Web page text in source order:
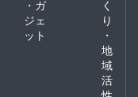
・ガ
ジェ
ット
く
り
・
地
域
活